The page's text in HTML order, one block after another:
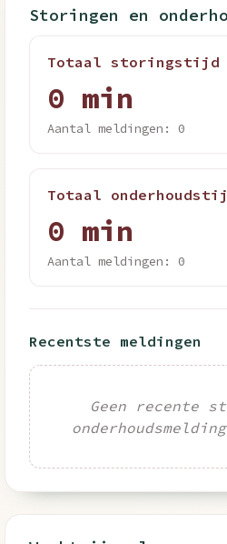
Storingen en
Totaal storingstijd
0 min
Aantal meldingen: 0
Totaal
0 min
Aantal meldingen: 0
Recentste meldingen
Geen recente